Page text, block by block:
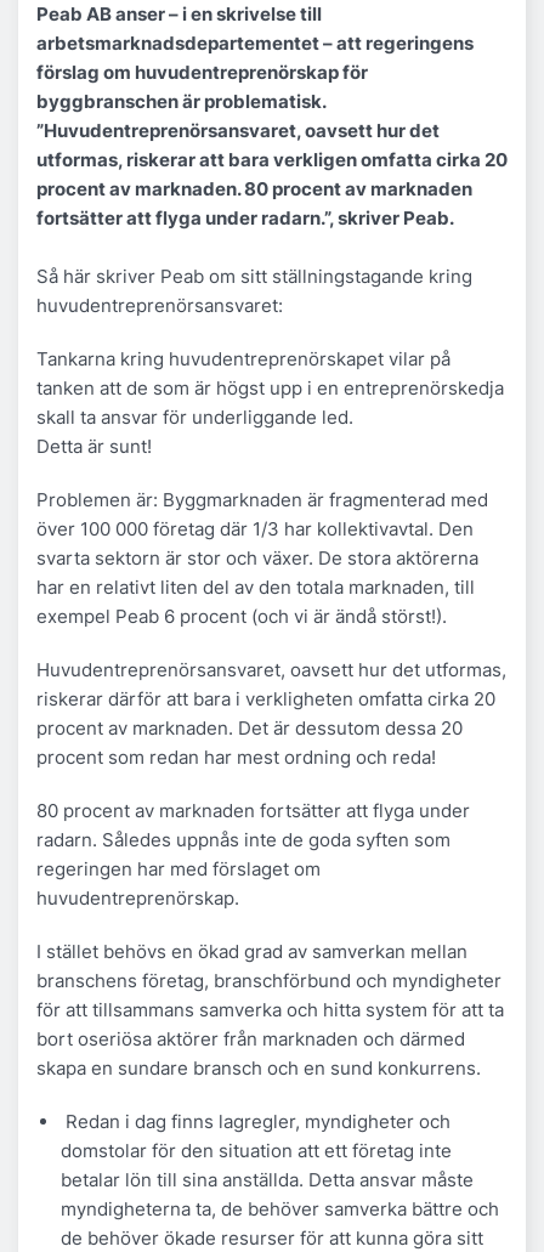
Peab AB anser – i en skrivelse till
arbetsmarknadsdepartementet – att regeringens
förslag om huvudentreprenörskap för
byggbranschen är problematisk.
”Huvudentreprenörsansvaret, oavsett hur det
utformas, riskerar att bara verkligen omfatta cirka 20
procent av marknaden. 80 procent av marknaden
fortsätter att flyga under radarn.”, skriver Peab.
Så här skriver Peab om sitt ställningstagande kring
huvudentreprenörsansvaret:
Tankarna kring huvudentreprenörskapet vilar på
tanken att de som är högst upp i en entreprenörskedja
skall ta ansvar för underliggande led.
Detta är sunt!
Problemen är: Byggmarknaden är fragmenterad med
över 100 000 företag där 1/3 har kollektivavtal. Den
svarta sektorn är stor och växer. De stora aktörerna
har en relativt liten del av den totala marknaden, till
exempel Peab 6 procent (och vi är ändå störst!).
Huvudentreprenörsansvaret, oavsett hur det utformas,
riskerar därför att bara i verkligheten omfatta cirka 20
procent av marknaden. Det är dessutom dessa 20
procent som redan har mest ordning och reda!
80 procent av marknaden fortsätter att flyga under
radarn. Således uppnås inte de goda syften som
regeringen har med förslaget om
huvudentreprenörskap.
I stället behövs en ökad grad av samverkan mellan
branschens företag, branschförbund och myndigheter
för att tillsammans samverka och hitta system för att ta
bort oseriösa aktörer från marknaden och därmed
skapa en sundare bransch och en sund konkurrens.
Redan i dag finns lagregler, myndigheter och
domstolar för den situation att ett företag inte
betalar lön till sina anställda. Detta ansvar måste
myndigheterna ta, de behöver samverka bättre och
de behöver ökade resurser för att kunna göra sitt